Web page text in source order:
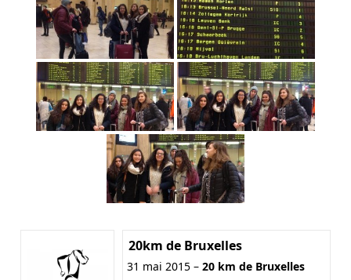
20km de Bruxelles
31 mai 2015 – 20 km de Bruxelles